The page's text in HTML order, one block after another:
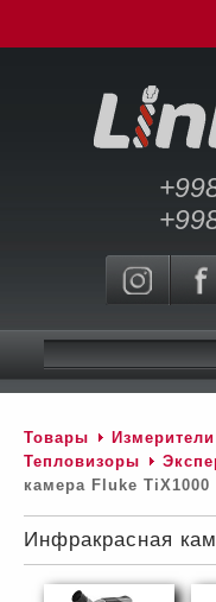
Товары
Тепловизоры
камера Fluke TiX1000
Инфракрасная